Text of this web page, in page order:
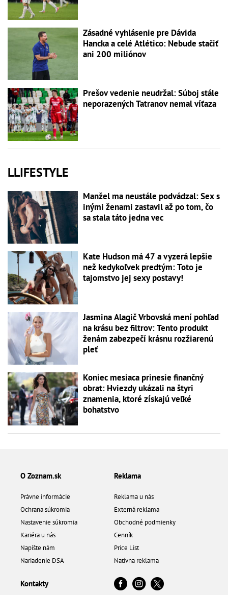
Zásadné vyhlásenie pre Dávida
Hancka a celé Atlético: Nebude stačiť
ani 200 miliónov
Prešov vedenie neudržal: Súboj stále
neporazených Tatranov nemal víťaza
LLIFESTYLE
Manžel ma neustále podvádzal: Sex s
inými ženami zastavil až po tom, čo
sa stala táto jedna vec
Kate Hudson má 47 a vyzerá lepšie
než kedykoľvek predtým: Toto je
tajomstvo jej sexy postavy!
Jasmina Alagič Vrbovská mení pohľad
na krásu bez filtrov: Tento produkt
ženám zabezpečí krásnu rozžiarenú
pleť
Koniec mesiaca prinesie finančný
obrat: Hviezdy ukázali na štyri
znamenia, ktoré získajú veľké
bohatstvo
O Zoznam.sk
Právne informácie
Ochrana súkromia
Nastavenie súkromia
Kariéra u nás
Napíšte nám
Nariadenie DSA
Reklama
Reklama u nás
Externá reklama
Obchodné podmienky
Cenník
Price List
Natívna reklama
Kontakty